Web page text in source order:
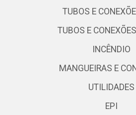
TUBOS E
TUBOS E
INCÊNDIO
MANGUEIRAS E
UTILIDADES
EPI